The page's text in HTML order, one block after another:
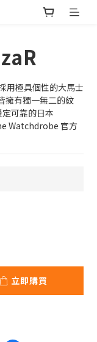
用極具個性的大馬士
擁有獨一無二的紋
可靠的日本
Watchdrobe 官方
立即購買